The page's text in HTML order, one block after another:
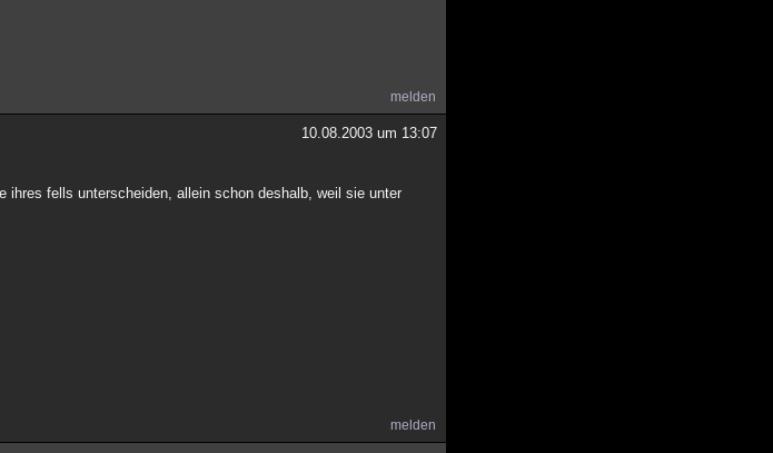
melden
10.08.2003 um 13:07
fells unterscheiden, allein schon deshalb, weil sie unter
melden